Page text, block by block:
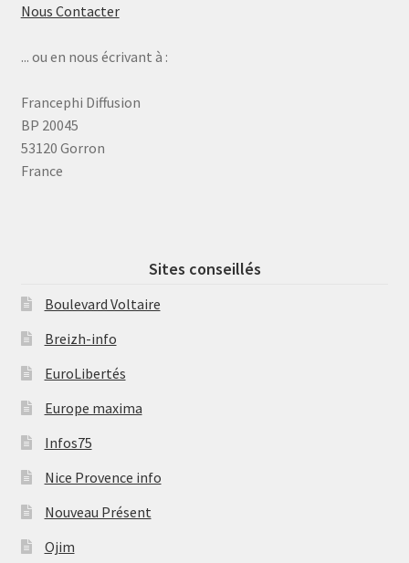
Nous Contacter
... ou en nous écrivant à :
Francephi Diffusion
BP 20045
53120 Gorron
France
Sites conseillés
Boulevard Voltaire
Breizh-info
EuroLibertés
Europe maxima
Infos75
Nice Provence info
Nouveau Présent
Ojim